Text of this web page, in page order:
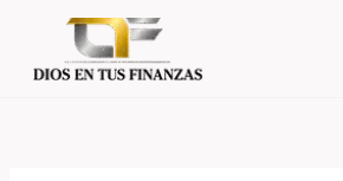
contenido